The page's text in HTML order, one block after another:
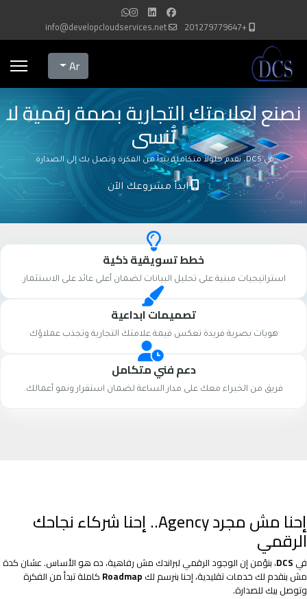
+201279779647
info@developcloudservices.net
Select your language
Ar
نصنع لعلامتك التجارية بصمة رقمية لا
تُنسى
في DCS، نقدم حلولاً متكاملة تبدأ من الفكرة وتصل بك إلى الصدارة.
ابدأ مشروعك الآن
خطط تسويقية ذكية
استراتيجيات مبنية على تحليل البيانات لضمان أعلى عائد على الاستثمار.
تصميمات ابداعية
هويات بصرية فريدة تعكس قيمة علامتك التجارية وتجذب عملاؤك
دعم فني متكامل
فريق من الخبراء معك على مدار الساعة لضمان استقرار ونمو أعمالك.
إحنا مش مجرد Agency.. إحنا شركاء نجاحك
الرقمي
في DCS، بنؤمن إن الوجود الرقمي لبراندك مش رفاهية، ده هو الأساس. عشان كدة
مش بنقدم لك خدمات تقليدية، إحنا بنرسم لك Roadmap كاملة تبدأ من الفكرة
وتوصل بيك للصدارة.